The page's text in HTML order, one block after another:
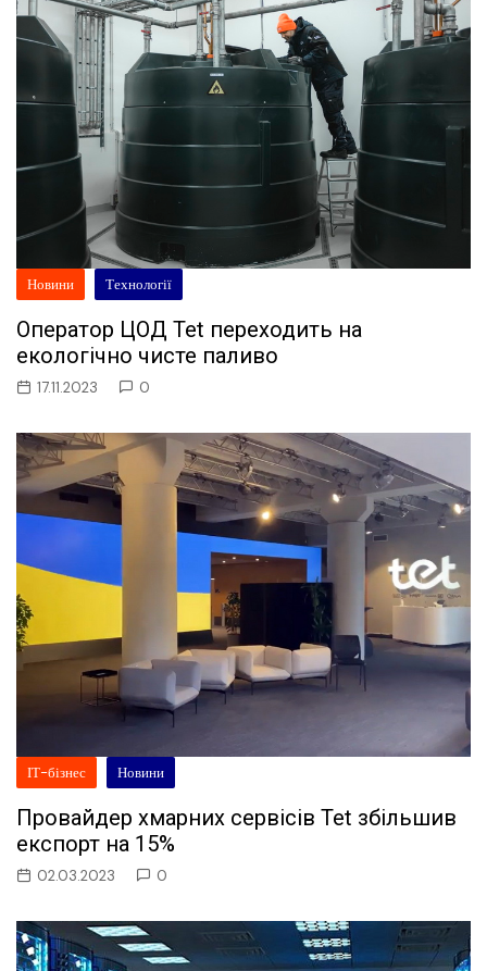
Новини Технології
Оператор ЦОД Tet переходить на
екологічно чисте паливо
17.11.2023 0
ІТ-бізнес Новини
Провайдер хмарних сервісів Tet збільшив
експорт на 15%
02.03.2023 0